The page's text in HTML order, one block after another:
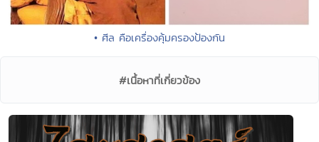
• ศีล คือเครื่องคุ้มครองป้องกัน
#เนื้อหาที่เกี่ยวข้อง